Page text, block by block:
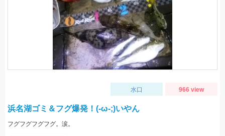
水口 966 view
浜名湖ゴミ＆フグ爆発！(-ω-;)いやん
フグフグフグフグ。涙。